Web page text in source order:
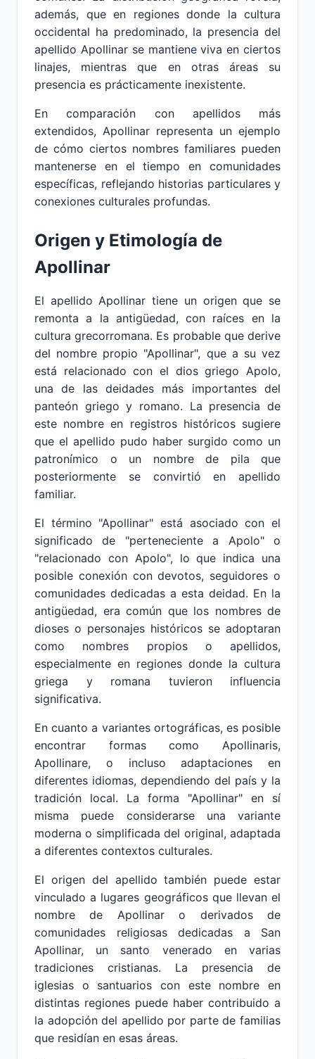
además, que en regiones donde la cultura
occidental ha predominado, la presencia del
apellido Apollinar se mantiene viva en ciertos
linajes, mientras que en otras áreas su
presencia es prácticamente inexistente.
En comparación con apellidos más
extendidos, Apollinar representa un ejemplo
de cómo ciertos nombres familiares pueden
mantenerse en el tiempo en comunidades
específicas, reflejando historias particulares y
conexiones culturales profundas.
Origen y Etimología de
Apollinar
El apellido Apollinar tiene un origen que se
remonta a la antigüedad, con raíces en la
cultura grecorromana. Es probable que derive
del nombre propio "Apollinar", que a su vez
está relacionado con el dios griego Apolo,
una de las deidades más importantes del
panteón griego y romano. La presencia de
este nombre en registros históricos sugiere
que el apellido pudo haber surgido como un
patronímico o un nombre de pila que
posteriormente se convirtió en apellido
familiar.
El término "Apollinar" está asociado con el
significado de "perteneciente a Apolo" o
"relacionado con Apolo", lo que indica una
posible conexión con devotos, seguidores o
comunidades dedicadas a esta deidad. En la
antigüedad, era común que los nombres de
dioses o personajes históricos se adoptaran
como nombres propios o apellidos,
especialmente en regiones donde la cultura
griega y romana tuvieron influencia
significativa.
En cuanto a variantes ortográficas, es posible
encontrar formas como Apollinaris,
Apollinare, o incluso adaptaciones en
diferentes idiomas, dependiendo del país y la
tradición local. La forma "Apollinar" en sí
misma puede considerarse una variante
moderna o simplificada del original, adaptada
a diferentes contextos culturales.
El origen del apellido también puede estar
vinculado a lugares geográficos que llevan el
nombre de Apollinar o derivados de
comunidades religiosas dedicadas a San
Apollinar, un santo venerado en varias
tradiciones cristianas. La presencia de
iglesias o santuarios con este nombre en
distintas regiones puede haber contribuido a
la adopción del apellido por parte de familias
que residían en esas áreas.